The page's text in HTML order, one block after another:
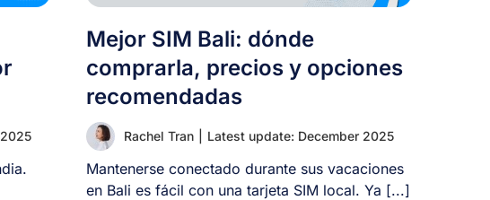
Mejor SIM Bali: dónde
comprarla, precios y opciones
recomendadas
Rachel Tran Latest update: December 2025
Mantenerse conectado durante sus vacaciones
en Bali es fácil con una tarjeta SIM local. Ya [...]